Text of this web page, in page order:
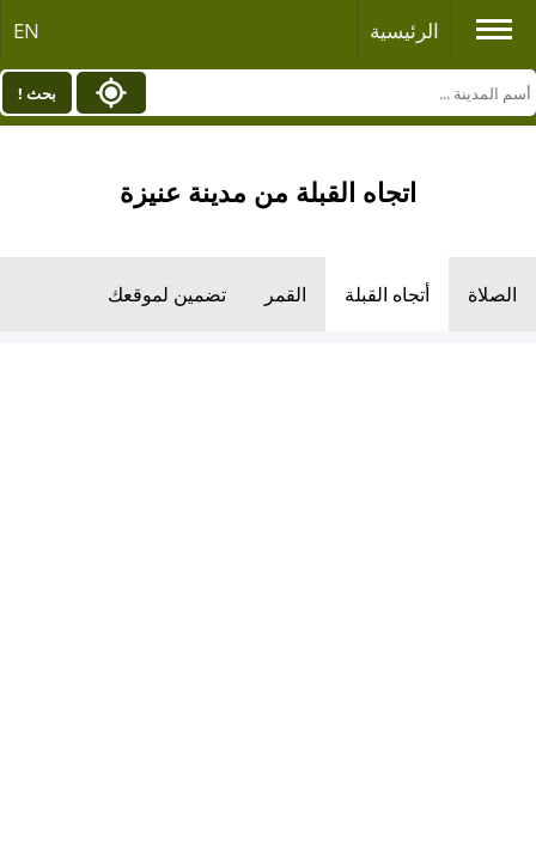
الرئيسية EN
بحث !
اتجاه القبلة من مدينة عنيزة
الصلاة أتجاه القبلة القمر تضمين لموقعك